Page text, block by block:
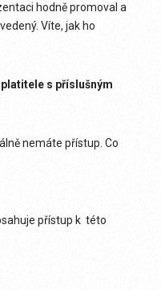
hodně promoval a
Víte, jak ho
s příslušným
nemáte přístup. Co
přístup k této